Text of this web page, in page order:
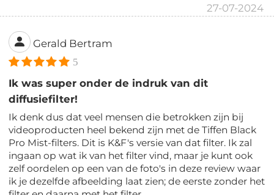
27-07-2024
Gerald Bertram
5
Ik was super onder de indruk van dit
diffusiefilter!
Ik denk dus dat veel mensen die betrokken zijn bij
videoproducten heel bekend zijn met de Tiffen Black
Pro Mist-filters. Dit is K&F's versie van dat filter. Ik zal
ingaan op wat ik van het filter vind, maar je kunt ook
zelf oordelen op een van de foto's in deze review waar
ik je dezelfde afbeelding laat zien; de eerste zonder het